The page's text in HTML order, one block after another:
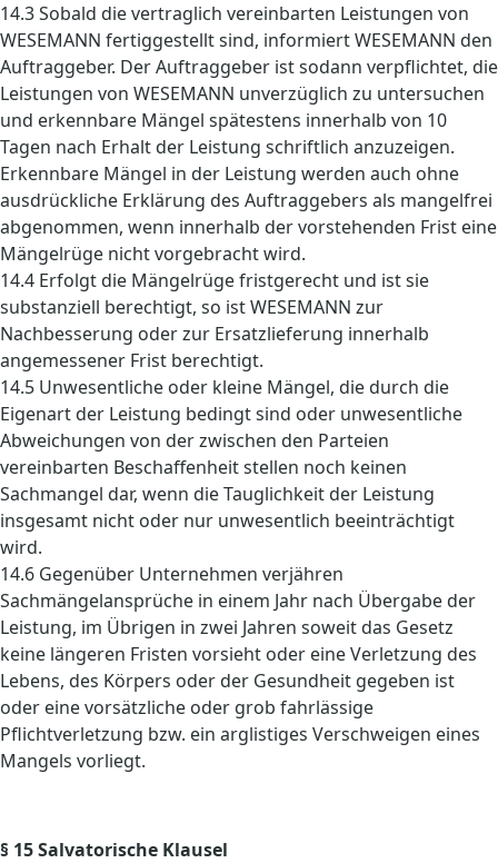
14.3 Sobald die vertraglich vereinbarten Leistungen von
WESEMANN fertiggestellt sind, informiert WESEMANN den
Auftraggeber. Der Auftraggeber ist sodann verpflichtet, die
Leistungen von WESEMANN unverzüglich zu untersuchen
und erkennbare Mängel spätestens innerhalb von 10
Tagen nach Erhalt der Leistung schriftlich anzuzeigen.
Erkennbare Mängel in der Leistung werden auch ohne
ausdrückliche Erklärung des Auftraggebers als mangelfrei
abgenommen, wenn innerhalb der vorstehenden Frist eine
Mängelrüge nicht vorgebracht wird.
14.4 Erfolgt die Mängelrüge fristgerecht und ist sie
substanziell berechtigt, so ist WESEMANN zur
Nachbesserung oder zur Ersatzlieferung innerhalb
angemessener Frist berechtigt.
14.5 Unwesentliche oder kleine Mängel, die durch die
Eigenart der Leistung bedingt sind oder unwesentliche
Abweichungen von der zwischen den Parteien
vereinbarten Beschaffenheit stellen noch keinen
Sachmangel dar, wenn die Tauglichkeit der Leistung
insgesamt nicht oder nur unwesentlich beeinträchtigt
wird.
14.6 Gegenüber Unternehmen verjähren
Sachmängelansprüche in einem Jahr nach Übergabe der
Leistung, im Übrigen in zwei Jahren soweit das Gesetz
keine längeren Fristen vorsieht oder eine Verletzung des
Lebens, des Körpers oder der Gesundheit gegeben ist
oder eine vorsätzliche oder grob fahrlässige
Pflichtverletzung bzw. ein arglistiges Verschweigen eines
Mangels vorliegt.
§ 15 Salvatorische Klausel